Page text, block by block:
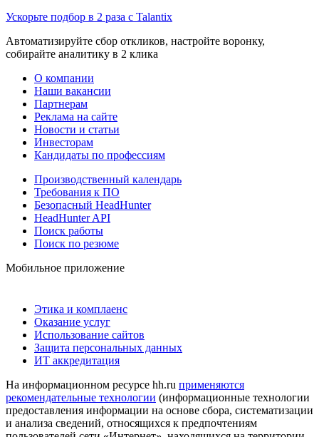
Ускорьте подбор в 2 раза с Talantix
Автоматизируйте сбор откликов, настройте воронку,
собирайте аналитику в 2 клика
О компании
Наши вакансии
Партнерам
Реклама на сайте
Новости и статьи
Инвесторам
Кандидаты по профессиям
Производственный календарь
Требования к ПО
Безопасный HeadHunter
HeadHunter API
Поиск работы
Поиск по резюме
Мобильное приложение
Этика и комплаенс
Оказание услуг
Использование сайтов
Защита персональных данных
ИТ аккредитация
На информационном ресурсе hh.ru применяются
рекомендательные технологии (информационные технологии
предоставления информации на основе сбора, систематизации
и анализа сведений, относящихся к предпочтениям